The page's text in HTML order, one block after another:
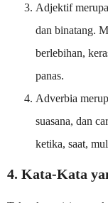
Adjektif
dan binatang.
berlebihan,
panas.
Adverbia
suasana, dan
ketika, saat,
4. Kata-Kata